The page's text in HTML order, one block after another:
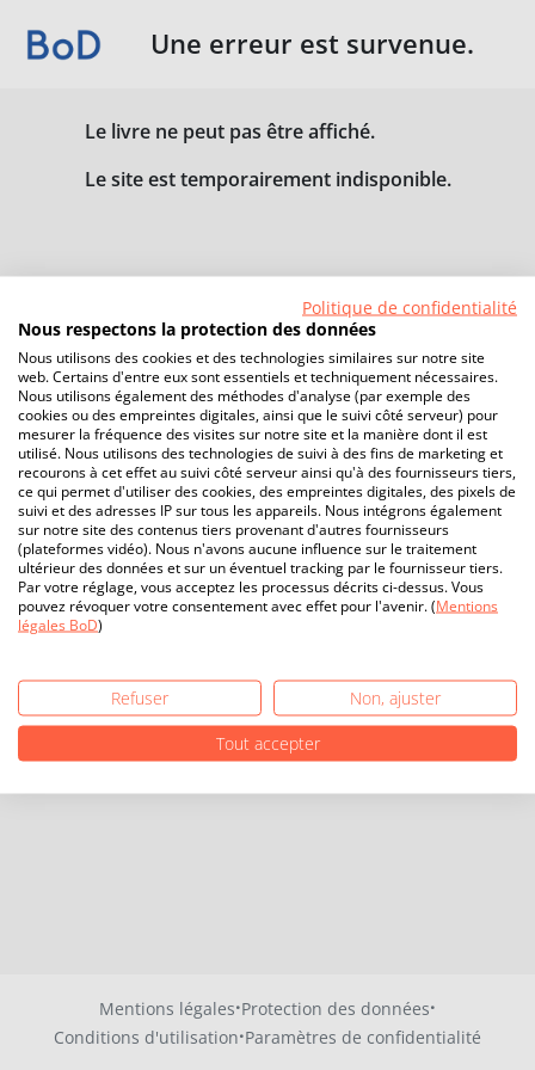
Une erreur est survenue.
Le livre ne peut pas être affiché.
Le site est temporairement indisponible.
Mentions légales·Protection des données·
Conditions d'utilisation·Paramètres de confidentialité
Politique de confidentialité
Nous respectons la protection des données
Nous utilisons des cookies et des technologies similaires sur notre site
web. Certains d'entre eux sont essentiels et techniquement nécessaires.
Nous utilisons également des méthodes d'analyse (par exemple des
cookies ou des empreintes digitales, ainsi que le suivi côté serveur) pour
mesurer la fréquence des visites sur notre site et la manière dont il est
utilisé. Nous utilisons des technologies de suivi à des fins de marketing et
recourons à cet effet au suivi côté serveur ainsi qu'à des fournisseurs tiers,
ce qui permet d'utiliser des cookies, des empreintes digitales, des pixels de
suivi et des adresses IP sur tous les appareils. Nous intégrons également
sur notre site des contenus tiers provenant d'autres fournisseurs
(plateformes vidéo). Nous n'avons aucune influence sur le traitement
ultérieur des données et sur un éventuel tracking par le fournisseur tiers.
Par votre réglage, vous acceptez les processus décrits ci-dessus. Vous
pouvez révoquer votre consentement avec effet pour l'avenir. (Mentions
légales BoD)
Refuser
Non, ajuster
Tout accepter